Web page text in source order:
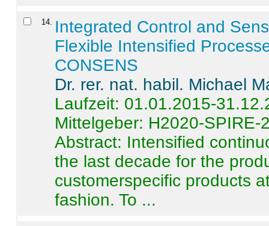
14
Integrated Control and
Flexible Intensified
CONSENS
Dr. rer. nat. habil. Michael
Laufzeit: 01.01.2015-
Mittelgeber: H2020-SPIRE-
Abstract: Intensified
the last decade for the
customerspecific products
fashion. To ...